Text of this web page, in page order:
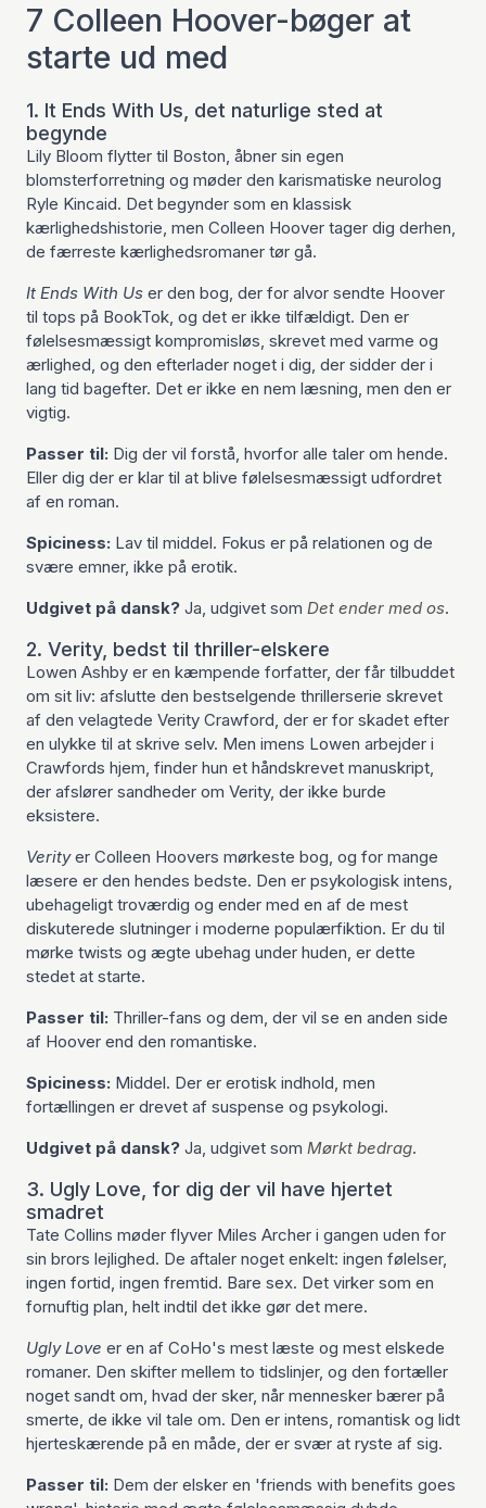
7 Colleen Hoover-bøger at
starte ud med
1. It Ends With Us, det naturlige sted at
begynde
Lily Bloom flytter til Boston, åbner sin egen
blomsterforretning og møder den karismatiske neurolog
Ryle Kincaid. Det begynder som en klassisk
kærlighedshistorie, men Colleen Hoover tager dig derhen,
de færreste kærlighedsromaner tør gå.
It Ends With Us er den bog, der for alvor sendte Hoover
til tops på BookTok, og det er ikke tilfældigt. Den er
følelsesmæssigt kompromisløs, skrevet med varme og
ærlighed, og den efterlader noget i dig, der sidder der i
lang tid bagefter. Det er ikke en nem læsning, men den er
vigtig.
Passer til: Dig der vil forstå, hvorfor alle taler om hende.
Eller dig der er klar til at blive følelsesmæssigt udfordret
af en roman.
Spiciness: Lav til middel. Fokus er på relationen og de
svære emner, ikke på erotik.
Udgivet på dansk? Ja, udgivet som Det ender med os.
2. Verity, bedst til thriller-elskere
Lowen Ashby er en kæmpende forfatter, der får tilbuddet
om sit liv: afslutte den bestselgende thrillerserie skrevet
af den velagtede Verity Crawford, der er for skadet efter
en ulykke til at skrive selv. Men imens Lowen arbejder i
Crawfords hjem, finder hun et håndskrevet manuskript,
der afslører sandheder om Verity, der ikke burde
eksistere.
Verityer Colleen Hoovers mørkeste bog, og for mange
læsere er den hendes bedste. Den er psykologisk intens,
ubehageligt troværdig og ender med en af de mest
diskuterede slutninger i moderne populærfiktion. Er du til
mørke twists og ægte ubehag under huden, er dette
stedet at starte.
Passer til: Thriller-fans og dem, der vil se en anden side
af Hoover end den romantiske.
Spiciness: Middel. Der er erotisk indhold, men
fortællingen er drevet af suspense og psykologi.
Udgivet på dansk? Ja, udgivet som Mørkt bedrag.
3. Ugly Love, for dig der vil have hjertet
smadret
Tate Collins møder flyver Miles Archer i gangen uden for
sin brors lejlighed. De aftaler noget enkelt: ingen følelser,
ingen fortid, ingen fremtid. Bare sex. Det virker som en
fornuftig plan, helt indtil det ikke gør det mere.
Ugly Love er en af CoHo's mest læste og mest elskede
romaner. Den skifter mellem to tidslinjer, og den fortæller
noget sandt om, hvad der sker, når mennesker bærer på
smerte, de ikke vil tale om. Den er intens, romantisk og lidt
hjerteskærende på en måde, der er svær at ryste af sig.
Passer til: Dem der elsker en 'friends with benefits goes